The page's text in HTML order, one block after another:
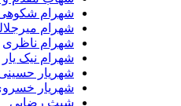
شهرام شکوهی
شهرام میرجلالی
شهرام ناظری
شهرام نیک یار
شهریار حسینی
شهریار خسروی
شیث رضایی